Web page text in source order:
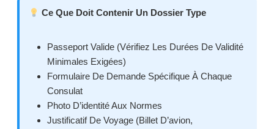
Ce Que Doit Contenir Un Dossier Type
Passeport Valide (vérifiez Les Durées De Validité
Minimales Exigées)
Formulaire De Demande Spécifique À Chaque
Consulat
Photo D’identité Aux Normes
Justificatif De Voyage (billet D’avion,